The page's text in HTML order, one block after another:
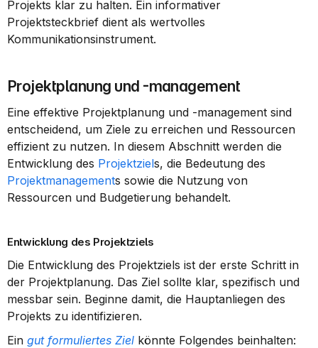
Projekts klar zu halten. Ein informativer
Projektsteckbrief dient als wertvolles
Kommunikationsinstrument.
Projektplanung und -management
Eine effektive Projektplanung und -management sind
entscheidend, um Ziele zu erreichen und Ressourcen
effizient zu nutzen. In diesem Abschnitt werden die
Entwicklung des Projektziel
Projektmanagements sowie die Nutzung von
Ressourcen und Budgetierung behandelt.
Entwicklung des Projektziels
Die Entwicklung des Projektziels ist der erste Schritt in
der Projektplanung. Das Ziel sollte klar, spezifisch und
messbar sein. Beginne damit, die Hauptanliegen des
Projekts zu identifizieren.
Ein gut formuliertes Ziel könnte Folgendes beinhalten: